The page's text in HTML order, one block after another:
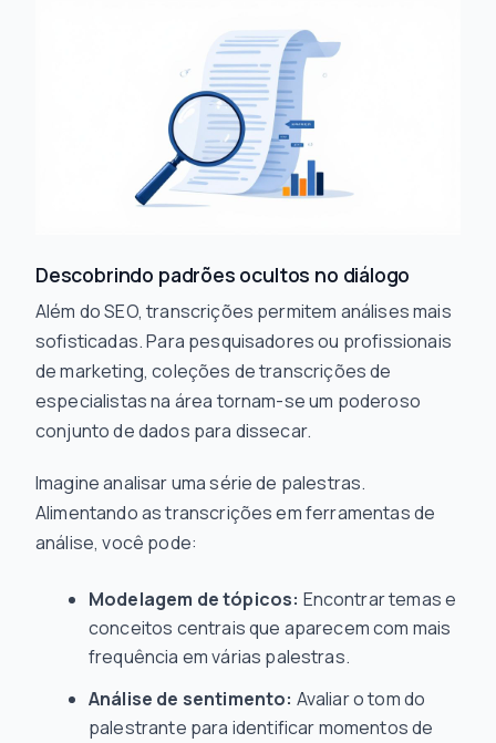
Descobrindo padrões ocultos no diálogo
Além do SEO, transcrições permitem análises mais
sofisticadas. Para pesquisadores ou profissionais
de marketing, coleções de transcrições de
especialistas na área tornam-se um poderoso
conjunto de dados para dissecar.
Imagine analisar uma série de palestras.
Alimentando as transcrições em ferramentas de
análise, você pode:
Modelagem de tópicos: Encontrar temas e
conceitos centrais que aparecem com mais
frequência em várias palestras.
Análise de sentimento: Avaliar o tom do
palestrante para identificar momentos de